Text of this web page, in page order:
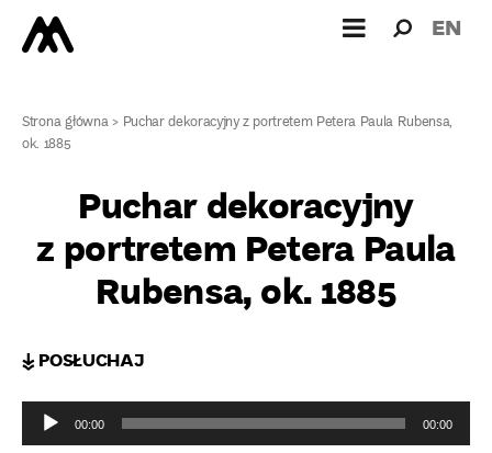
dla: EN
Strona główna> Puchar dekoracyjny z portretem Petera Paula Rubensa,
ok. 1885
Puchar dekoracyjny
z portretem Petera Paula
Rubensa, ok. 1885
↡ POSŁUCHAJ
Odtwarzacz
plików 00:00 00:00